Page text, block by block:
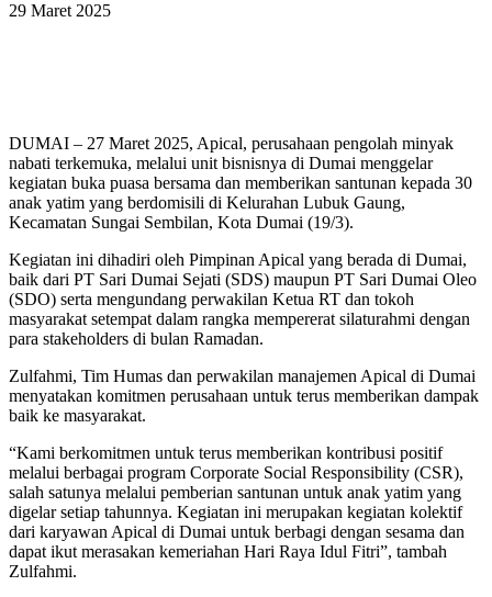
29 Maret 2025
DUMAI – 27 Maret 2025, Apical, perusahaan pengolah minyak
nabati terkemuka, melalui unit bisnisnya di Dumai menggelar
kegiatan buka puasa bersama dan memberikan santunan kepada 30
anak yatim yang berdomisili di Kelurahan Lubuk Gaung,
Kecamatan Sungai Sembilan, Kota Dumai (19/3).
Kegiatan ini dihadiri oleh Pimpinan Apical yang berada di Dumai,
baik dari PT Sari Dumai Sejati (SDS) maupun PT Sari Dumai Oleo
(SDO) serta mengundang perwakilan Ketua RT dan tokoh
masyarakat setempat dalam rangka mempererat silaturahmi dengan
para stakeholders di bulan Ramadan.
Zulfahmi, Tim Humas dan perwakilan manajemen Apical di Dumai
menyatakan komitmen perusahaan untuk terus memberikan dampak
baik ke masyarakat.
“Kami berkomitmen untuk terus memberikan kontribusi positif
melalui berbagai program Corporate Social Responsibility (CSR),
salah satunya melalui pemberian santunan untuk anak yatim yang
digelar setiap tahunnya. Kegiatan ini merupakan kegiatan kolektif
dari karyawan Apical di Dumai untuk berbagi dengan sesama dan
dapat ikut merasakan kemeriahan Hari Raya Idul Fitri”, tambah
Zulfahmi.